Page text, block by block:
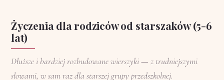
Życzenia dla rodziców od starszaków (5-6
lat)
Dłuższe i bardziej rozbudowane wierszyki — z trudniejszymi
słowami, w sam raz dla starszej grupy przedszkolnej.